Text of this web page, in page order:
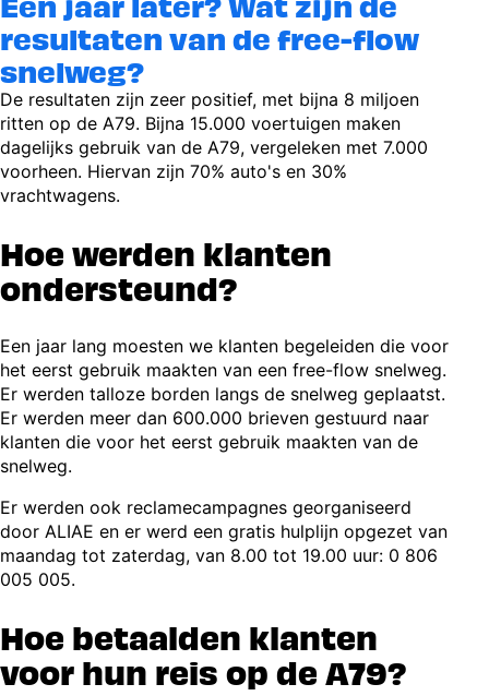
resultaten van de free-flow
snelweg?
De resultaten zijn zeer positief, met bijna 8 miljoen
ritten op de A79. Bijna 15.000 voertuigen maken
dagelijks gebruik van de A79, vergeleken met 7.000
voorheen. Hiervan zijn 70% auto's en 30%
vrachtwagens.
Hoe werden klanten
ondersteund?
Een jaar lang moesten we klanten begeleiden die voor
het eerst gebruik maakten van een free-flow snelweg.
Er werden talloze borden langs de snelweg geplaatst.
Er werden meer dan 600.000 brieven gestuurd naar
klanten die voor het eerst gebruik maakten van de
snelweg.
Er werden ook reclamecampagnes georganiseerd
door ALIAE en er werd een gratis hulplijn opgezet van
maandag tot zaterdag, van 8.00 tot 19.00 uur: 0 806
005 005.
Hoe betaalden klanten
voor hun reis op de A79?